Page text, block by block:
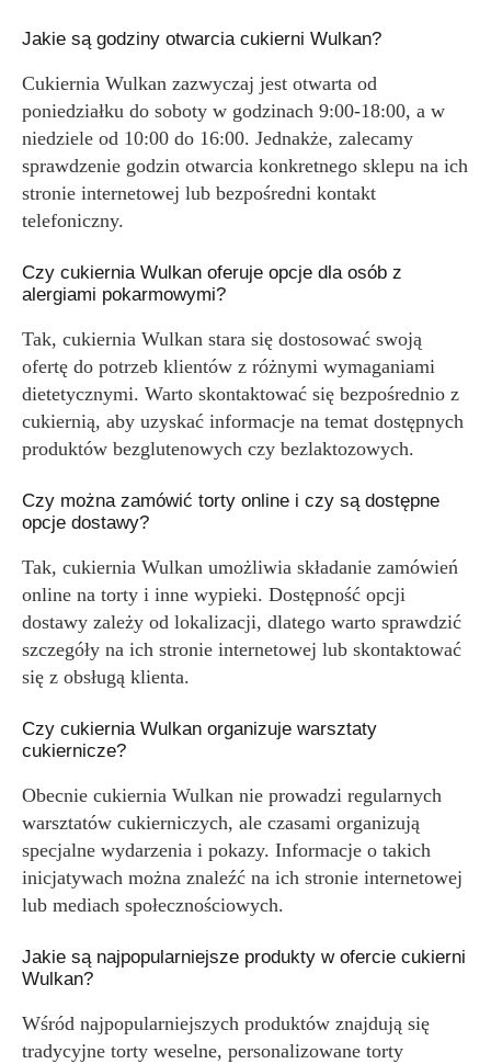
Jakie są godziny otwarcia cukierni Wulkan?
Cukiernia Wulkan zazwyczaj jest otwarta od
poniedziałku do soboty w godzinach 9:00-18:00, a w
niedziele od 10:00 do 16:00. Jednakże, zalecamy
sprawdzenie godzin otwarcia konkretnego sklepu na ich
stronie internetowej lub bezpośredni kontakt
telefoniczny.
Czy cukiernia Wulkan oferuje opcje dla osób z
alergiami pokarmowymi?
Tak, cukiernia Wulkan stara się dostosować swoją
ofertę do potrzeb klientów z różnymi wymaganiami
dietetycznymi. Warto skontaktować się bezpośrednio z
cukiernią, aby uzyskać informacje na temat dostępnych
produktów bezglutenowych czy bezlaktozowych.
Czy można zamówić torty online i czy są dostępne
opcje dostawy?
Tak, cukiernia Wulkan umożliwia składanie zamówień
online na torty i inne wypieki. Dostępność opcji
dostawy zależy od lokalizacji, dlatego warto sprawdzić
szczegóły na ich stronie internetowej lub skontaktować
się z obsługą klienta.
Czy cukiernia Wulkan organizuje warsztaty
cukiernicze?
Obecnie cukiernia Wulkan nie prowadzi regularnych
warsztatów cukierniczych, ale czasami organizują
specjalne wydarzenia i pokazy. Informacje o takich
inicjatywach można znaleźć na ich stronie internetowej
lub mediach społecznościowych.
Jakie są najpopularniejsze produkty w ofercie cukierni
Wulkan?
Wśród najpopularniejszych produktów znajdują się
tradycyjne torty weselne, personalizowane torty